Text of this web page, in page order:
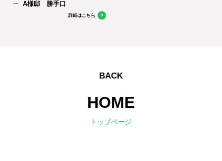
A様邸 勝手口
詳細はこちら
BACK
HOME
トップページ